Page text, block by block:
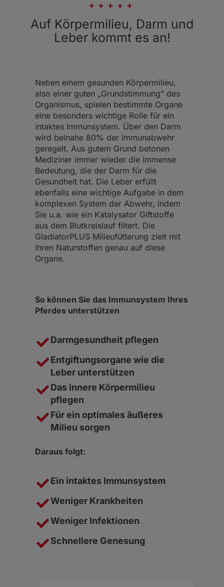
Auf Körpermilieu, Darm und
Leber kommt es an!
Neben einem gesunden Körpermilieu,
also einer guten „Grundstimmung“ des
Organismus, spielen bestimmte Organe
eine besonders wichtige Rolle für ein
intaktes Immunsystem. Über den Darm
wird beinahe 80% der Immunabwehr
geregelt. Aus gutem Grund betonen
Mediziner immer wieder die immense
Bedeutung, die der Darm für die
Gesundheit hat. Die Leber erfüllt
ebenfalls eine wichtige Aufgabe in dem
komplexen System der Abwehr, indem
Sie u.a. wie ein Katalysator Giftstoffe
aus dem Blutkreislauf filtert. Die
GladiatorPLUS Milieufütterung zielt mit
ihren Naturstoffen genau auf diese
Organe.
So können Sie das Immunsystem Ihres
Pferdes unterstützen
Darmgesundheit pflegen
Entgiftungsorgane wie die
Leber unterstützen
Das innere Körpermilieu
pflegen
Für ein optimales äußeres
Milieu sorgen
Daraus folgt:
Ein intaktes Immunsystem
Weniger Krankheiten
Weniger Infektionen
Schnellere Genesung